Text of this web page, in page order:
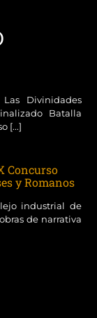
Divinidades
Batalla
[...]
Concurso
y Romanos
industrial de
de narrativa